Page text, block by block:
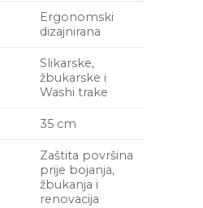
Ergonomski
dizajnirana
Slikarske,
žbukarske i
Washi trake
35 cm
Zaštita površina
prije bojanja,
žbukanja i
renovacija